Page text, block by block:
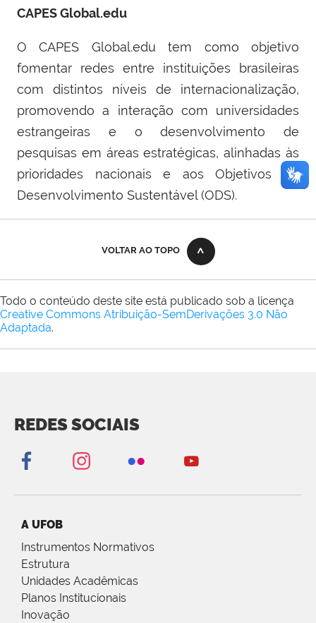
CAPES Global.edu
O CAPES Global.edu tem como objetivo
fomentar redes entre instituições brasileiras
com distintos níveis de internacionalização,
promovendo a interação com universidades
estrangeiras e o desenvolvimento de
pesquisas em áreas estratégicas, alinhadas às
prioridades nacionais e aos Objetivos de
Desenvolvimento Sustentável (ODS).
VOLTAR AO TOPO
Todo o conteúdo deste site está publicado sob a licença
Creative Commons Atribuição-SemDerivações 3.0 Não
Adaptada.
REDES SOCIAIS
A UFOB
Instrumentos Normativos
Estrutura
Unidades Acadêmicas
Planos Institucionais
Inovação